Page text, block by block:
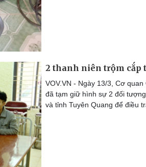
2 thanh niên trộm cắp
VOV.VN - Ngày 13/3, Cơ
đã tạm giữ hình sự 2 đối
và tỉnh Tuyên Quang để điều